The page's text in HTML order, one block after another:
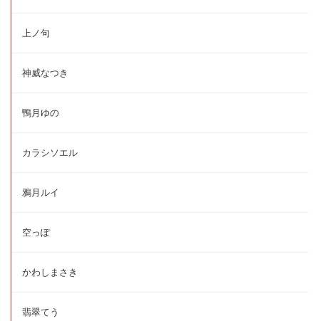
上ノ句
神威なつき
鴨月ゆの
カラシソエル
鴉月ルイ
空っぽ
かわしまさき
翡翠てう